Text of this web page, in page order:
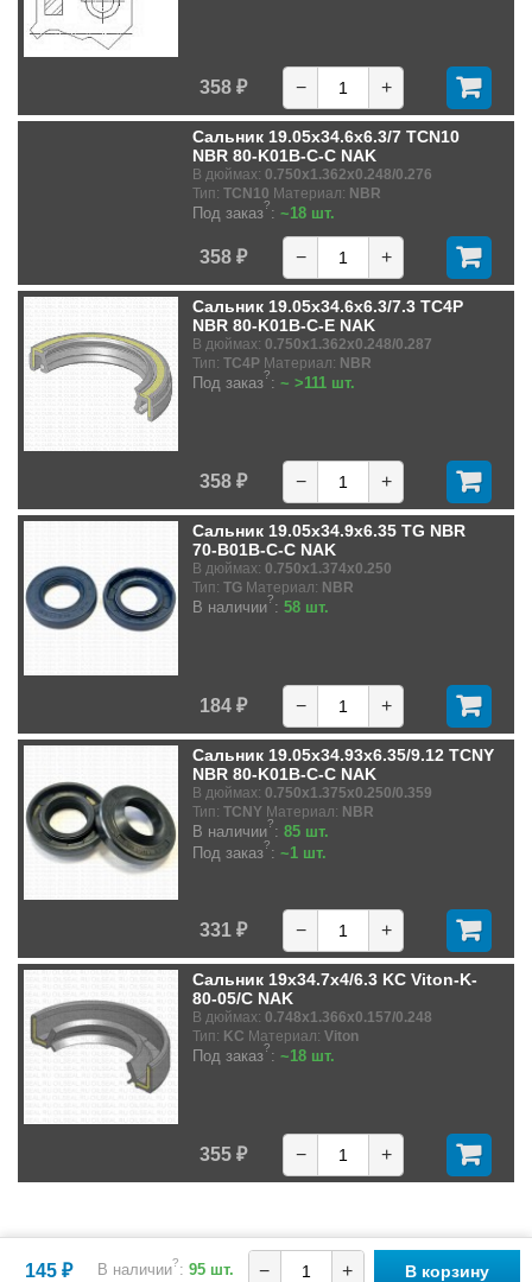
145 ₽ В наличии?: 95 шт. − + В корзину
358 ₽ − +
Сальник 19.05x34.6x6.3/7 TCN10
NBR 80-K01B-C-C NAK
В дюймах: 0.750x1.362x0.248/0.276
Тип: TCN10 Материал: NBR
Под заказ?: ~18 шт.
358 ₽ − +
Сальник 19.05x34.6x6.3/7.3 TC4P
NBR 80-K01B-C-E NAK
В дюймах: 0.750x1.362x0.248/0.287
Тип: TC4P Материал: NBR
Под заказ?: ~ >111 шт.
358 ₽ − +
Сальник 19.05x34.9x6.35 TG NBR
70-B01B-C-C NAK
В дюймах: 0.750x1.374x0.250
Тип: TG Материал: NBR
В наличии?: 58 шт.
184 ₽ − +
Сальник 19.05x34.93x6.35/9.12 TCNY
NBR 80-K01B-C-C NAK
В дюймах: 0.750x1.375x0.250/0.359
Тип: TCNY Материал: NBR
В наличии?: 85 шт.
Под заказ?: ~1 шт.
331 ₽ − +
Сальник 19x34.7x4/6.3 KC Viton-K-
80-05/C NAK
В дюймах: 0.748x1.366x0.157/0.248
Тип: KC Материал: Viton
Под заказ?: ~18 шт.
355 ₽ − +